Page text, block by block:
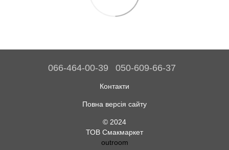
066-464-00-39 050-609-66-37
Контакти
Повна версія сайту
© 2024
ТОВ Смакмаркет
outroom